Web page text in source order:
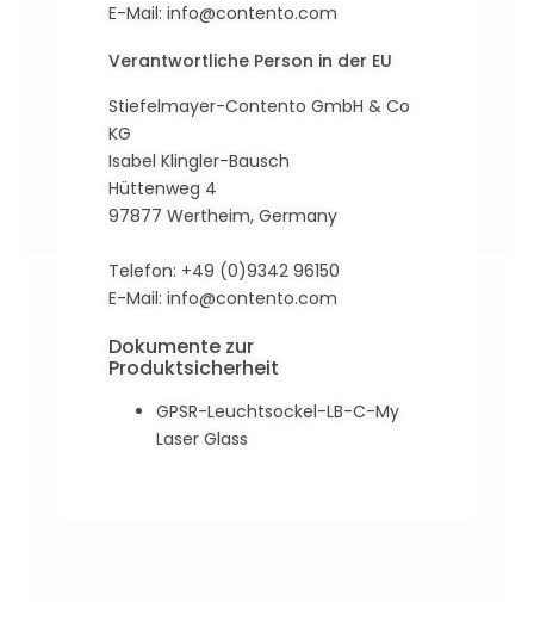
E-Mail: info@contento.com
Verantwortliche Person in der EU
Stiefelmayer-Contento GmbH & Co
KG
Isabel Klingler-Bausch
Hüttenweg 4
97877 Wertheim, Germany
Telefon: +49 (0)9342 96150
E-Mail: info@contento.com
Dokumente zur
Produktsicherheit
GPSR-Leuchtsockel-LB-C-My
Laser Glass